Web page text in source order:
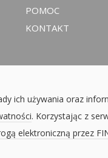
POMOC
KONTAKT
ich używania oraz
. Korzystając z
elektroniczną przez